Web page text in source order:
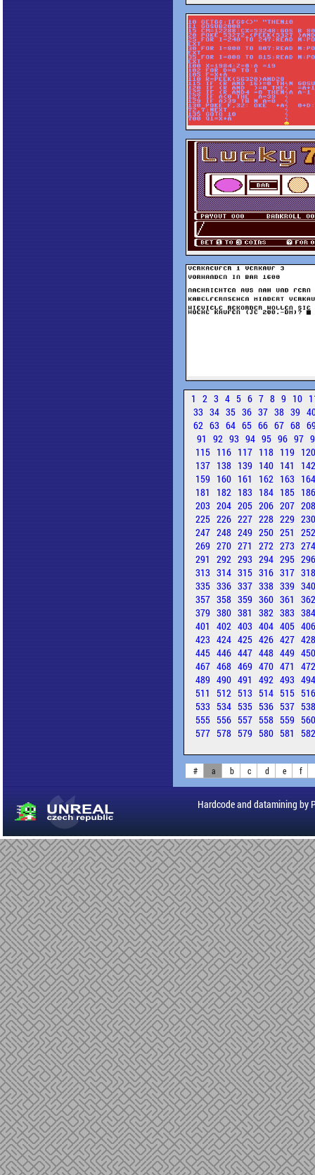
1 2 3 4 5 6 7 8 9 10
33 34 35 36 37 38 39
62 63 64 65 66 67 68
91 92 93 94 95 96 97
115 116 117 118 119
137 138 139 140 141
159 160 161 162 163
181
182 183 184 185
203 204 205 206 207
225 226 227 228 229
247 248 249 250 251
269 270 271 272 273
291 292 293 294 295
313 314 315 316 317
335 336 337 338 339
357 358 359 360 361
379 380 381 382 383
401 402 403 404 405
423 424 425 426 427
445 446 447 448 449
467 468 469 470 471
489 490 491 492 493
511 512 513 514 515
533 534 535 536 537
555 556 557 558 559
577 578 579 580 581
# a b c d e f
Hardcode and datamining by